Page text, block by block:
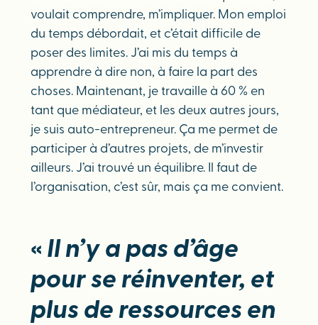
voulait comprendre, m’impliquer. Mon emploi
du temps débordait, et c’était difficile de
poser des limites. J’ai mis du temps à
apprendre à dire non, à faire la part des
choses. Maintenant, je travaille à 60 % en
tant que médiateur, et les deux autres jours,
je suis auto-entrepreneur. Ça me permet de
participer à d’autres projets, de m’investir
ailleurs. J’ai trouvé un équilibre. Il faut de
l’organisation, c’est sûr, mais ça me convient.
« Il n’y a pas d’âge
pour se réinventer, et
plus de ressources en